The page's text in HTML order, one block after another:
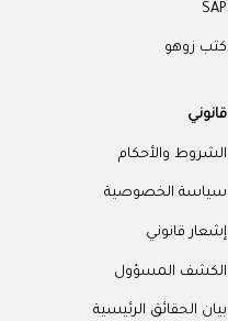
SAP
كتب زوهو
قانوني
الشروط والأحكام
سياسة الخصوصية
إشعار قانوني
الكشف المسؤول
بيان الحقائق الرئيسية